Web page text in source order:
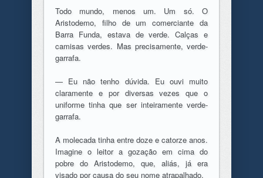
Todo mundo, menos um. Um só. O
Aristodemo, filho de um comerciante da
Barra Funda, estava de verde. Calças e
camisas verdes. Mas precisamente, verde-
garrafa.
— Eu não tenho dúvida. Eu ouvi muito
claramente e por diversas vezes que o
uniforme tinha que ser inteiramente verde-
garrafa.
A molecada tinha entre doze e catorze anos.
Imagine o leitor a gozação em cima do
pobre do Aristodemo, que, aliás, já era
visado por causa do seu nome atrapalhado.